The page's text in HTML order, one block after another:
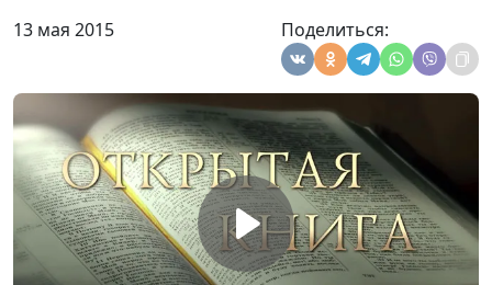
13 мая 2015 Поделиться:
Порядок богослужения в
Юлия Синицына,
Павел Гончар,
священнослужитель,
Библия о будущем
Юлия Синицына,
Павел Гончар,
священнослужитель,
магистр богословия
Всегда радуйтесь
Юлия Синицына,